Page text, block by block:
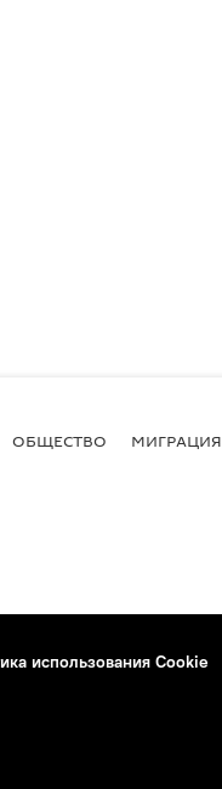
ОБЩЕСТВО МИГРАЦИЯ
использования Cookie